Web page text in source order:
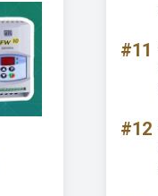
#11
#12